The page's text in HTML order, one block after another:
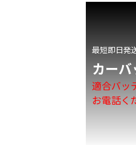
最短即日発
カー
適合バッ
お電話く